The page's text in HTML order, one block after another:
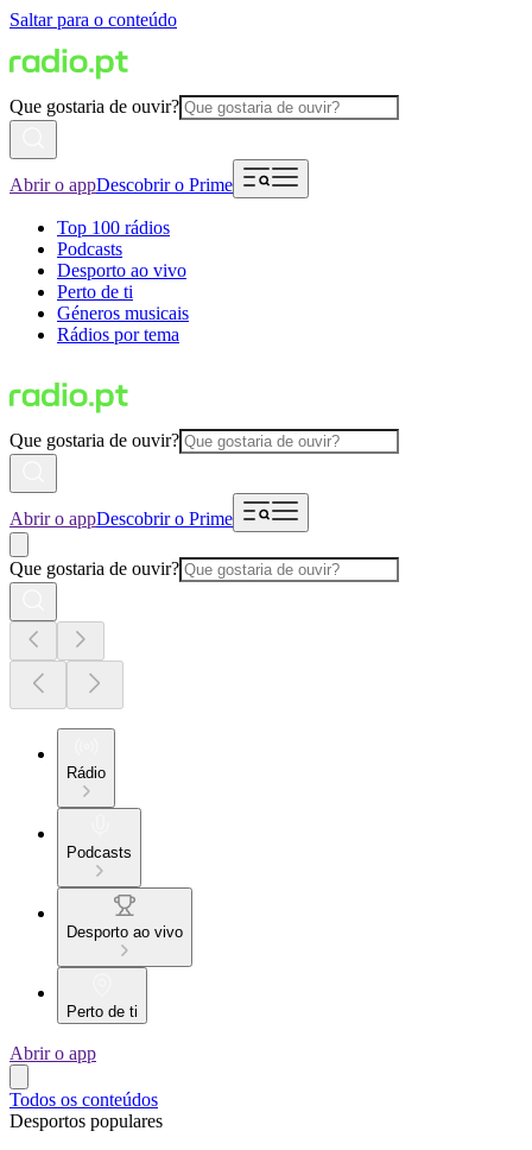
Saltar para o conteúdo
Que gostaria de ouvir?
Abrir o appDescobrir o Prime
Top 100 rádios
Podcasts
Desporto ao vivo
Perto de ti
Géneros musicais
Rádios por tema
Que gostaria de ouvir?
Abrir o appDescobrir o Prime
Que gostaria de ouvir?
Rádio
Podcasts
Desporto ao vivo
Perto de ti
Abrir o app
Todos os conteúdos
Desportos populares